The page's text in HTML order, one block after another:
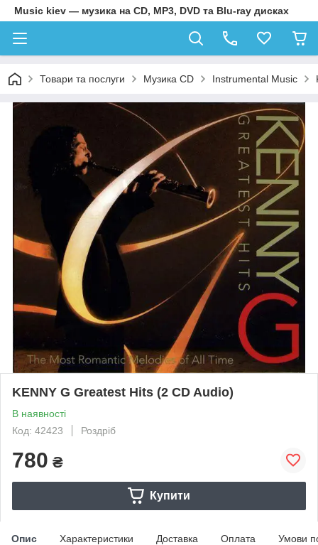
Music kiev — музика на CD, MP3, DVD та Blu-ray дисках
Товари та послуги Музика CD Instrumental Music
KENNY G Greatest Hits (2 CD Audio)
В наявності
Код: 42423
Роздріб
780 ₴
Купити
Опис Характеристики Доставка Оплата Умови